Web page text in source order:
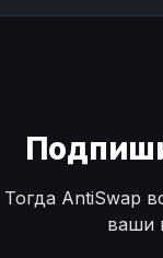
Тогда AntiSwap
ваши